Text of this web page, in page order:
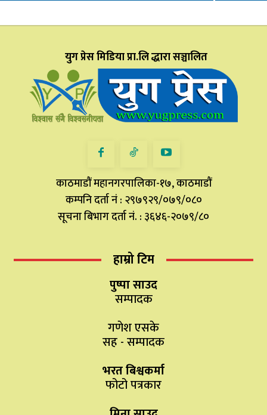
युग प्रेस मिडिया प्रा.लि द्धारा सञ्चालित
काठमाडौं महानगरपालिका-१७, काठमाडौं
कम्पनि दर्ता नं : २९७९२९/०७९/०८०
सूचना बिभाग दर्ता नं. : ३६४६-२०७९/८०
हाम्रो टिम
पुष्पा साउद
सम्पादक
गणेश एसके
सह - सम्पादक
भरत बिश्वकर्मा
फोटो पत्रकार